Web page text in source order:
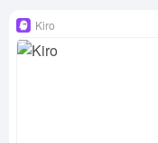
Kiro